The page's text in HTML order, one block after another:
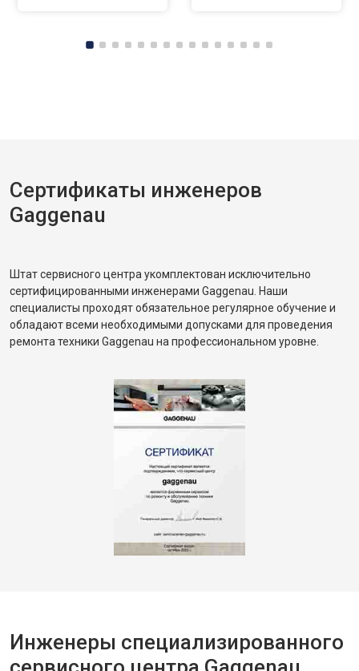
Сертификаты инженеров
Gaggenau
Штат сервисного центра укомплектован исключительно
сертифицированными инженерами Gaggenau. Наши
специалисты проходят обязательное регулярное обучение и
обладают всеми необходимыми допусками для проведения
ремонта техники Gaggenau на профессиональном уровне.
Инженеры специализированного